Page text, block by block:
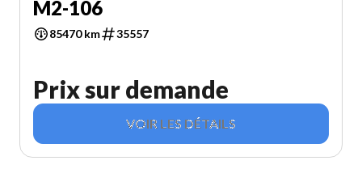
M2-106
85470 km 35557
Prix sur demande
VOIR LES DÉTAILS